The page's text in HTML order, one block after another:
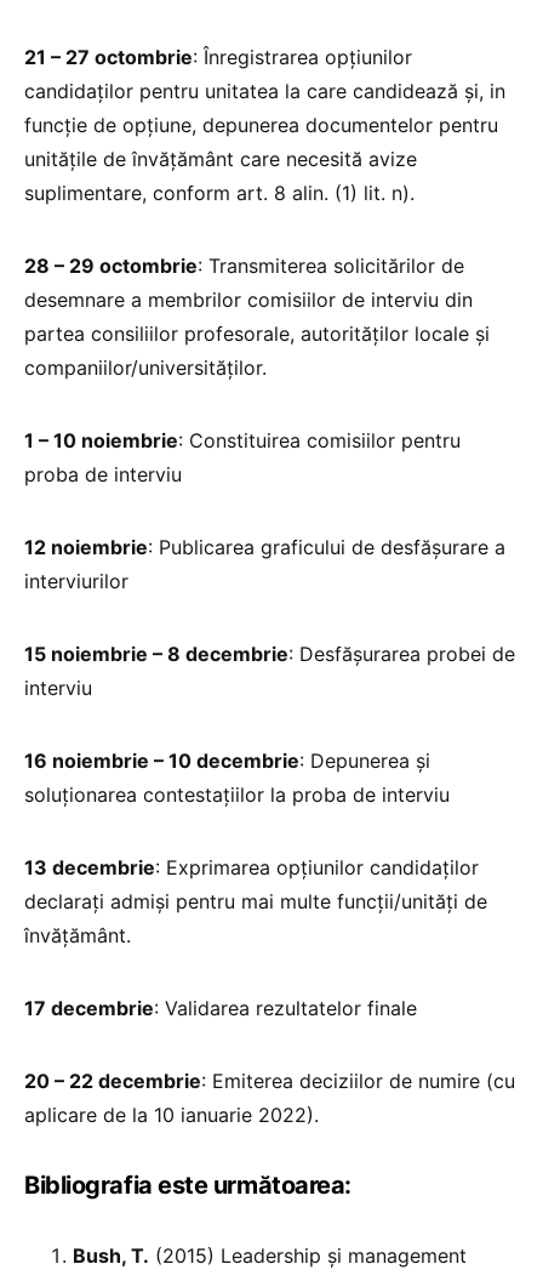
21 – 27 octombrie: Înregistrarea opțiunilor
candidaților pentru unitatea la care candidează și, in
funcție de opțiune, depunerea documentelor pentru
unitățile de învățământ care necesită avize
suplimentare, conform art. 8 alin. (1) lit. n).
28 – 29 octombrie: Transmiterea solicitărilor de
desemnare a membrilor comisiilor de interviu din
partea consiliilor profesorale, autorităților locale și
companiilor/universităților.
1 – 10 noiembrie: Constituirea comisiilor pentru
proba de interviu
12 noiembrie: Publicarea graficului de desfășurare a
interviurilor
15 noiembrie – 8 decembrie: Desfășurarea probei de
interviu
16 noiembrie – 10 decembrie: Depunerea și
soluționarea contestațiilor la proba de interviu
13 decembrie: Exprimarea opțiunilor candidaților
declarați admiși pentru mai multe funcții/unități de
învățământ.
17 decembrie: Validarea rezultatelor finale
20 – 22 decembrie: Emiterea deciziilor de numire (cu
aplicare de la 10 ianuarie 2022).
Bibliografia este următoarea:
Bush, T. (2015) Leadership și management